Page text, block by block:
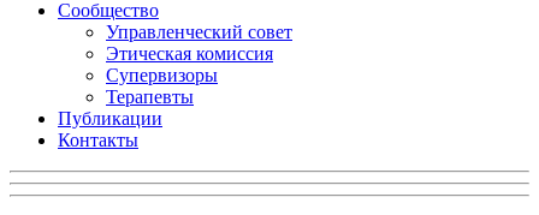
Сообщество
Управленческий совет
Этическая комиссия
Супервизоры
Терапевты
Публикации
Контакты